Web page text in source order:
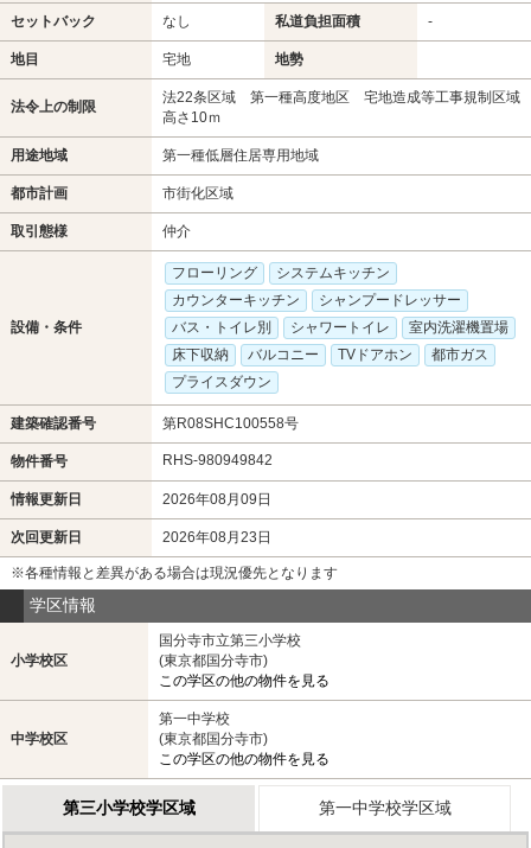
セットバック なし 私道負担面積 -
地目 宅地 地勢
法令上の制限
法22条区域 第一種高度地区 宅地造成等工事規制区域
高さ10ｍ
用途地域 第一種低層住居専用地域
都市計画 市街化区域
取引態様 仲介
設備・条件
フローリング
システムキッチン
カウンターキッチン
シャンプードレッサー
バス・トイレ別
シャワートイレ
室内洗濯機置場
床下収納
バルコニー TVドアホン
都市ガス
プライスダウン
建築確認番号 第R08SHC100558号
物件番号 RHS-980949842
情報更新日 2026年08月09日
次回更新日 2026年08月23日
※各種情報と差異がある場合は現況優先となります
学区情報
小学校区
国分寺市立第三小学校
(東京都国分寺市)
この学区の他の物件を見る
中学校区
第一中学校
(東京都国分寺市)
この学区の他の物件を見る
第三小学校学区域 第一中学校学区域